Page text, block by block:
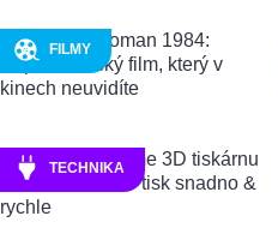
FILMY
TECHNIKA